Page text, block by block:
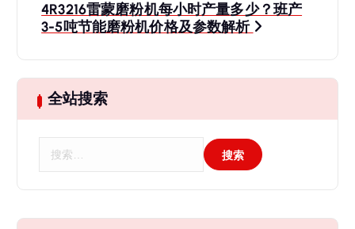
航4R3216雷蒙磨粉机每小时产量多少？班产
3-5吨节能磨粉机价格及参数解析
全站搜索